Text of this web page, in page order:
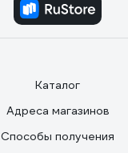
Каталог
Адреса магазинов
Способы получения